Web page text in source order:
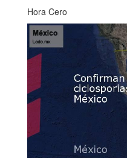
Hora Cero